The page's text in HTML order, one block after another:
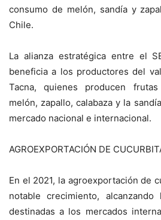
consumo de melón, sandía y
Chile.
La alianza estratégica entre el
beneficia a los productores del
Tacna, quienes producen
melón, zapallo, calabaza y la
mercado nacional e internacional.
AGROEXPORTACIÓN DE
En el 2021, la agroexportación de
notable crecimiento,
destinadas a los mercados